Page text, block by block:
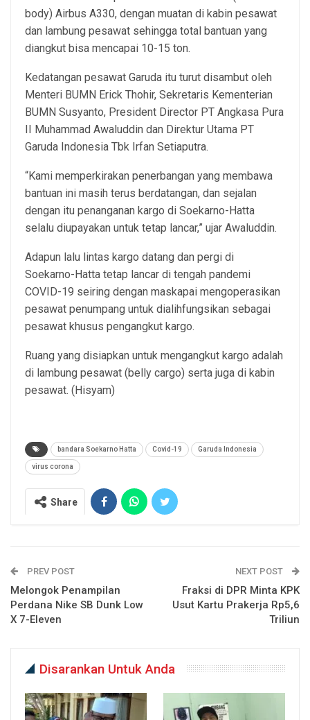
body) Airbus A330, dengan muatan di kabin pesawat
dan lambung pesawat sehingga total bantuan yang
diangkut bisa mencapai 10-15 ton.
Kedatangan pesawat Garuda itu turut disambut oleh
Menteri BUMN Erick Thohir, Sekretaris Kementerian
BUMN Susyanto, President Director PT Angkasa Pura
II Muhammad Awaluddin dan Direktur Utama PT
Garuda Indonesia Tbk Irfan Setiaputra.
“Kami memperkirakan penerbangan yang membawa
bantuan ini masih terus berdatangan, dan sejalan
dengan itu penanganan kargo di Soekarno-Hatta
selalu diupayakan untuk tetap lancar,” ujar Awaluddin.
Adapun lalu lintas kargo datang dan pergi di
Soekarno-Hatta tetap lancar di tengah pandemi
COVID-19 seiring dengan maskapai mengoperasikan
pesawat penumpang untuk dialihfungsikan sebagai
pesawat khusus pengangkut kargo.
Ruang yang disiapkan untuk mengangkut kargo adalah
di lambung pesawat (belly cargo) serta juga di kabin
pesawat. (Hisyam)
bandara Soekarno Hatta Covid-19 Garuda Indonesia
virus corona
Share
PREV POST
Melongok Penampilan
Perdana Nike SB Dunk Low
X 7-Eleven
NEXT POST
Fraksi di DPR Minta KPK
Usut Kartu Prakerja Rp5,6
Triliun
Disarankan Untuk Anda